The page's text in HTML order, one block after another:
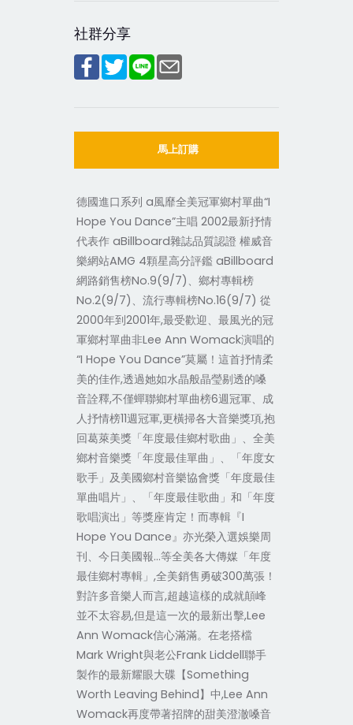
社群分享
馬上訂購
德國進口系列 a風靡全美冠軍鄉村單曲“I
Hope You Dance”主唱 2002最新抒情
代表作 aBillboard雜誌品質認證 權威音
樂網站AMG 4顆星高分評鑑 aBillboard
網路銷售榜No.9(9/7)、鄉村專輯榜
No.2(9/7)、流行專輯榜No.16(9/7) 從
2000年到2001年,最受歡迎、最風光的冠
軍鄉村單曲非Lee Ann Womack演唱的
“I Hope You Dance”莫屬！這首抒情柔
美的佳作,透過她如水晶般晶瑩剔透的嗓
音詮釋,不僅蟬聯鄉村單曲榜6週冠軍、成
人抒情榜11週冠軍,更橫掃各大音樂獎項,抱
回葛萊美獎「年度最佳鄉村歌曲」、全美
鄉村音樂獎「年度最佳單曲」、「年度女
歌手」及美國鄉村音樂協會獎「年度最佳
單曲唱片」、「年度最佳歌曲」和「年度
歌唱演出」等獎座肯定！而專輯『I
Hope You Dance』亦光榮入選娛樂周
刊、今日美國報…等全美各大傳媒「年度
最佳鄉村專輯」,全美銷售勇破300萬張！
對許多音樂人而言,超越這樣的成就顛峰
並不太容易,但是這一次的最新出擊,Lee
Ann Womack信心滿滿。在老搭檔
Mark Wright與老公Frank Liddell聯手
製作的最新耀眼大碟【Something
Worth Leaving Behind】中,Lee Ann
Womack再度帶著招牌的甜美澄澈嗓音